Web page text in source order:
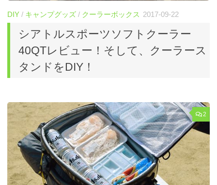
DIY / キャンプグッズ / クーラーボックス 2017-09-22
シアトルスポーツソフトクーラー
40QTレビュー！そして、クーラース
タンドをDIY！
2